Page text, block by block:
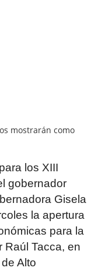
los XIII
gobernador
Gisela
la apertura
para la
Raúl Tacca, en
Alto